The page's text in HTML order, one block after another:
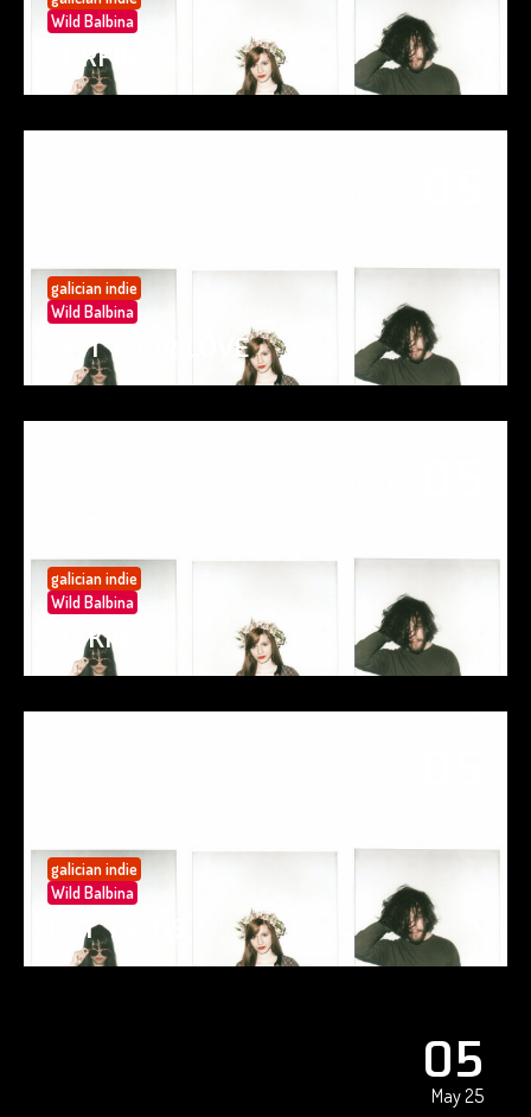
Wild Balbina
SURFIN’
galician indie
Wild Balbina
SPIT YOUR LOVE
galician indie
Wild Balbina
SO KIND
galician indie
Wild Balbina
EAT TACOS
05
May 25